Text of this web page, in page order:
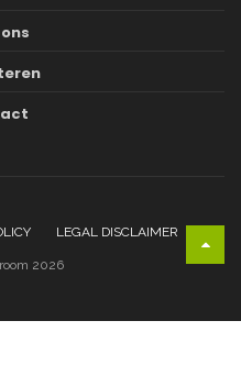
LEGAL DISCLAIMER
2026